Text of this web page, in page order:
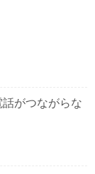
がつながらな